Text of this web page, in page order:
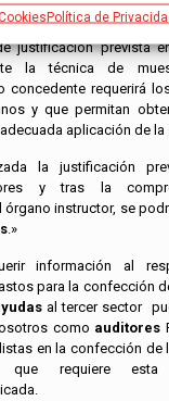
Política de
de los mismos.
justificación prevista
la técnica de
concedente requerirá
y que permitan
aplicación de la
la justificación
y tras la
instructor, se
.»
información al
para la confección
al tercer sector
como auditores
en la confección de
que requiere esta